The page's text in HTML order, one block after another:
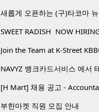
새롭게 오픈하는 (구)타코마
SWEET RADISH NOW
Join the Team at K-Street
NAVYZ 뱅크카드서비스 에서
[H Mart] 채용 공고 -
부한마켓 직원 모집 안내